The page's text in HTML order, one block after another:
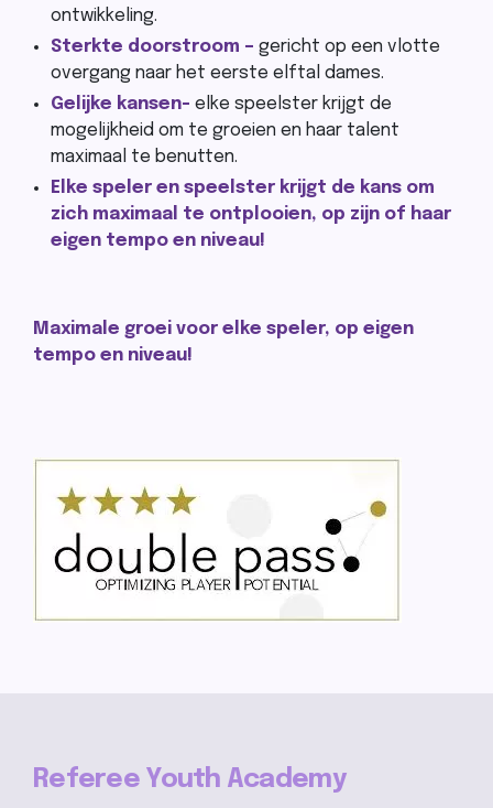
ontwikkeling.
Sterkte doorstroom – gericht op een vlotte
overgang naar het eerste elftal dames.
Gelijke kansen- elke speelster krijgt de
mogelijkheid om te groeien en haar talent
maximaal te benutten.
Elke speler en speelster krijgt de kans om
zich maximaal te ontplooien, op zijn of haar
eigen tempo en niveau!
Maximale groei voor elke speler, op eigen
tempo en niveau!
Referee Youth Academy